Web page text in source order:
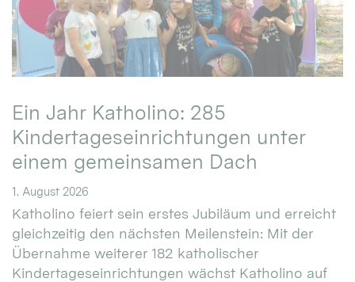
Ein Jahr Katholino: 285
Kindertageseinrichtungen unter
einem gemeinsamen Dach
1. August 2026
Katholino feiert sein erstes Jubiläum und erreicht
gleichzeitig den nächsten Meilenstein: Mit der
Übernahme weiterer 182 katholischer
Kindertageseinrichtungen wächst Katholino auf